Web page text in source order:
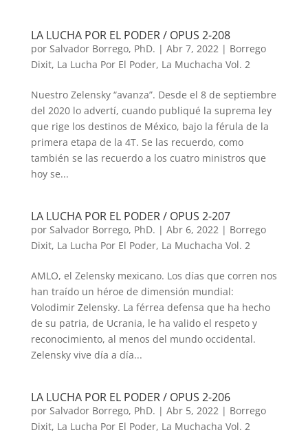
LA LUCHA POR EL PODER / OPUS 2-208
por Salvador Borrego, PhD. | Abr 7, 2022| Borrego
Dixit, La Lucha Por El Poder, La Muchacha Vol. 2
Nuestro Zelensky “avanza”. Desde el 8 de septiembre
del 2020 lo advertí, cuando publiqué la suprema ley
que rige los destinos de México, bajo la férula de la
primera etapa de la 4T. Se las recuerdo, como
también se las recuerdo a los cuatro ministros que
hoy se...
LA LUCHA POR EL PODER / OPUS 2-207
por Salvador Borrego, PhD. | Abr 6, 2022| Borrego
Dixit, La Lucha Por El Poder, La Muchacha Vol. 2
AMLO, el Zelensky mexicano. Los días que corren nos
han traído un héroe de dimensión mundial:
Volodimir Zelensky. La férrea defensa que ha hecho
de su patria, de Ucrania, le ha valido el respeto y
reconocimiento, al menos del mundo occidental.
Zelensky vive día a día...
LA LUCHA POR EL PODER / OPUS 2-206
por Salvador Borrego, PhD. | Abr 5, 2022| Borrego
Dixit, La Lucha Por El Poder, La Muchacha Vol. 2